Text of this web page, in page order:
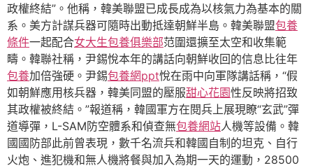
政權終結”。他稱，韓美聯盟已成長成為以核氣力為基本的關
系。美方計謀兵器可隨時出動抵達朝鮮半島。韓美聯盟包養
條件一起配合女大生包養俱樂部范圍還擴至太空和收集範
疇。韓聯社稱，尹錫悅本年的講話向朝鮮收回的信息比往年
包養加倍強硬。尹錫包養網ppt悅在雨中向軍隊講話稱，“假
如朝鮮應用核兵器，韓美同盟的壓服甜心花園性反映將招致
其政權被終結。”報道稱，韓國軍方在閱兵上展現瞭“玄武”彈
道導彈，L-SAM防空體系和偵查無包養網站人機等設備。韓
國國防部此前曾表現，數千名流兵和韓國自制的坦克、自行
火炮、進犯機和無人機將餐與加入為期一天的運動，28500